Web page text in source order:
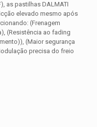
as pastilhas DALMATI
elevado mesmo após
(Frenagem
(Resistência ao fading
(Maior segurança
precisa do freio